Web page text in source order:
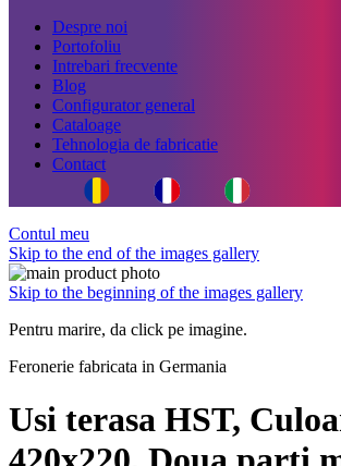
Despre noi
Portofoliu
Intrebari frecvente
Blog
Configurator general
Cataloage
Tehnologia de fabricatie
Contact
Contul meu
Skip to the end of the images gallery
Skip to the beginning of the images gallery
Pentru marire, da click pe imagine.
Feronerie fabricata in Germania
Usi terasa HST,